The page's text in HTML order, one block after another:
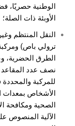
الوطنية حصريًا،
الأوبئة ذات الصلة؛
النقل المنتظم
ترولي باص)
الطرق الحضرية،
نصف عدد المقاعد
للمركبة
الأشخاص بمعدات
الصحية ومكافحة
الآلية المنصوص